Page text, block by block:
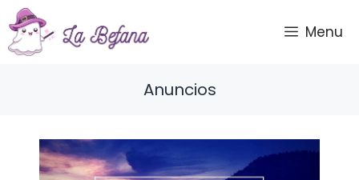
Saltar
al
contenido
Menu
Anuncios